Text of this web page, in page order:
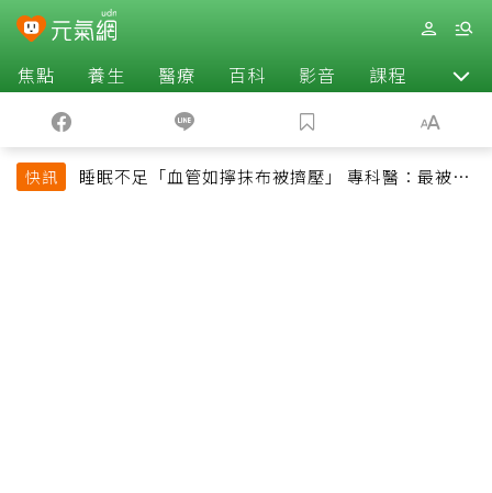
焦點 養生 醫療 百科 影音 課程 退休
快訊
睡眠不足「血管如擰抹布被擠壓」 專科醫：最被忽